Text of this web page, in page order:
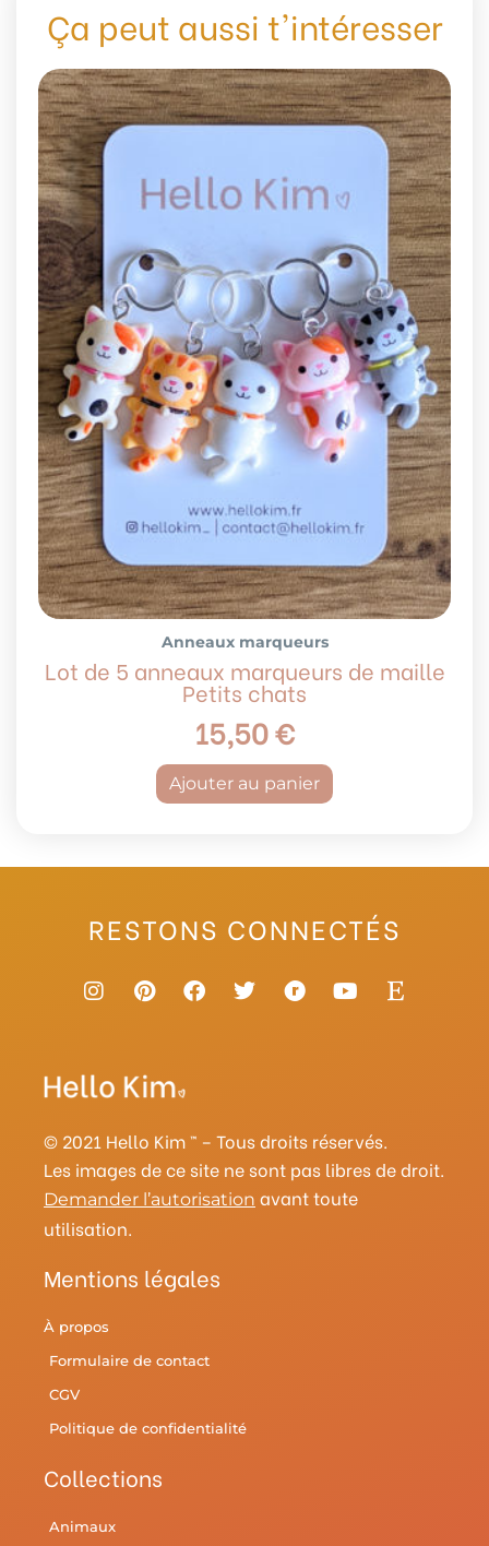
Ça peut aussi t'intéresser
Anneaux marqueurs
Lot de 5 anneaux marqueurs de maille
Petits chats
15,50€
Ajouter au panier
RESTONS CONNECTÉS
I
n
a
g
a
m
P
i
e
r
s
t
F
a
k
T
w
R
a
Y
o
E
t
© 2021 Hello Kim ™ – Tous droits réservés.
Les images de ce site ne sont pas libres de droit.
Demander l’autorisation avant toute
utilisation.
Mentions légales
À propos
Formulaire de contact
CGV
Politique de confidentialité
Collections
Animaux